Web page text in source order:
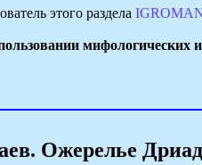
этого раздела
мифологических
Ожерелье